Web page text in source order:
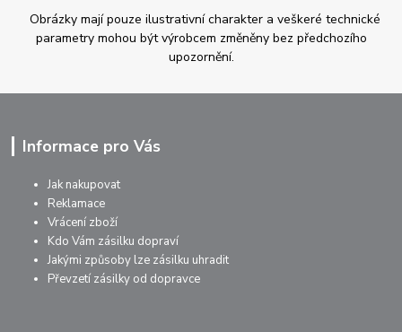
Obrázky mají pouze ilustrativní charakter a veškeré technické
parametry mohou být výrobcem změněny bez předchozího
upozornění.
Informace pro Vás
Jak nakupovat
Reklamace
Vrácení zboží
Kdo Vám zásilku dopraví
Jakými způsoby lze zásilku uhradit
Převzetí zásilky od dopravce